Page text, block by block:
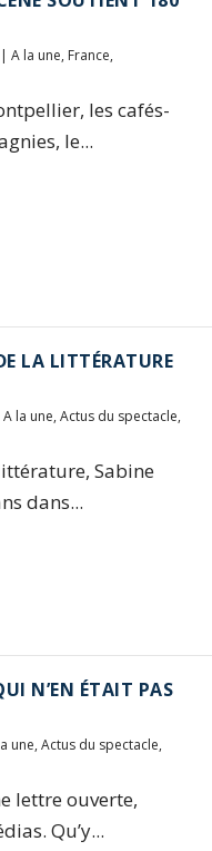
| A la une, France,
les cafés-
le...
LA LITTÉRATURE
A la une, Actus du spectacle,
Sabine
dans...
N’EN ÉTAIT PAS
une, Actus du spectacle,
lettre ouverte,
Qu’y...